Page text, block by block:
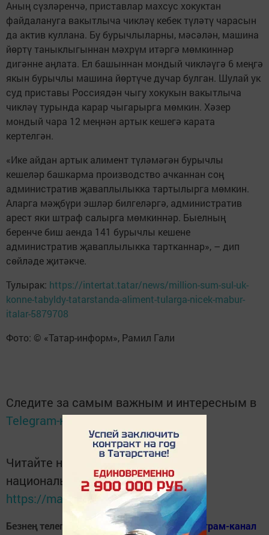
Аның сүзләренчә, приставлар махсус хокуктан
файдалануга вакытлыча чикләү кебек түләтү чарасын
да актив куллана. Бу бурычлыларны, мәсәлән, машина
йөртү таныклыгыннан мәхрүм итәргә мөмкиннәр
дигәнне аңлата. Ел башыннан мондый чикләүгә 6 меңгә
якын бурычлы машина йөртүче дучар булган. Шулай ук
суд приставы Россиядән чыгу хокукын вакытлыча
чикләү турында карар чыгарырга мөмкин. Хәзер
мондый чара 12 меңнән артык кешегә карата
кертелгән.
«Ике айдан артык алимент түләмәгән бурычлы
кешеләр башкарма производство ачканнан соң
административ җаваплылыкка тартылырга мөмкин.
Аларга мәҗбүри эшләр билгеләргә, административ
арест яки штраф салырга мөмкиннәр. Быелның
беренче биш аенда 141 бурычлы кешене
административ җаваплылыкка тартканнар», – дип
сөйләде җитәкче.
Тулырак: https://intertat.tatar/news/million-sum-sul-uk-
konne-tabyldy-tatarstanda-aliment-tularga-nicek-mabur-
italar-5879708
Фото: © «Татар-информ», Рамил Гали
Следите за самым важным и интересным в
Telegram-каналеТатмедиа
Читайте новости Татарстана в
национальном мессенджере MАХ:
https://max.ru/tatmedia
Безнең телеграм каналга кушылыгыз!Телеграм-канал